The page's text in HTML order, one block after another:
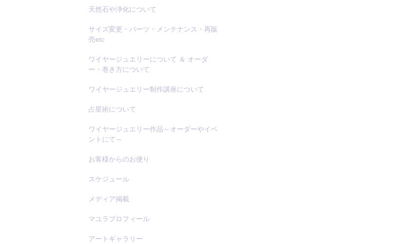
天然石や浄化について
サイズ変更・パーツ・メンテナンス・再販
売etc
ワイヤージュエリーについて ＆ オーダ
ー・巻き方について
ワイヤージュエリー制作講座について
占星術について
ワイヤージュエリー作品～オーダーやイベ
ントにて～
お客様からのお便り
スケジュール
メディア掲載
マユラプロフィール
アートギャラリー